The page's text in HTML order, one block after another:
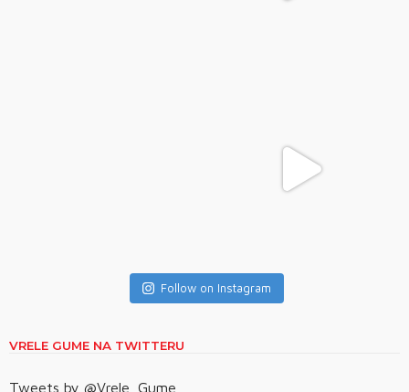
Follow on Instagram
VRELE GUME NA TWITTERU
Tweets by @Vrele_Gume